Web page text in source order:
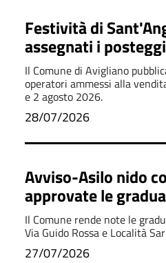
Festività di
assegnati i
Il Comune di Avigliano
operatori ammessi alla
e 2 agosto 2026.
28/07/2026
Avviso-Asilo nido
approvate le
per l'iscrizione
Il Comune rende note le
Via Guido Rossa e Località
27/07/2026